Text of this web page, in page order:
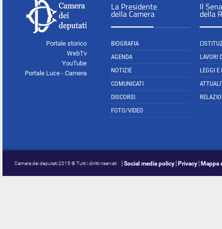
Portale storico
WebTv
YouTube
Portale Luce - Camera
La Presidente
della Camera
BIOGRAFIA
AGENDA
NOTIZIE
COMUNICATI
DISCORSI
FOTO/VIDEO
Il
della
LAVORI
LEGGI E
Camera dei deputati 2015 © Tutti i diritti riservati Social media policy Privacy Mappa